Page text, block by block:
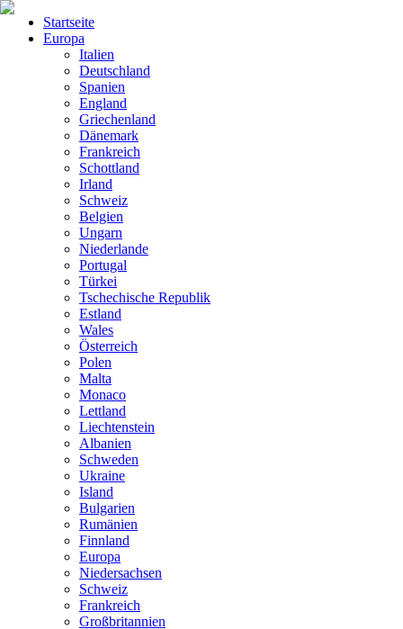
Startseite
Europa
Italien
Deutschland
Spanien
England
Griechenland
Dänemark
Frankreich
Schottland
Irland
Schweiz
Belgien
Ungarn
Niederlande
Portugal
Türkei
Tschechische Republik
Estland
Wales
Österreich
Polen
Malta
Monaco
Lettland
Liechtenstein
Albanien
Schweden
Ukraine
Island
Bulgarien
Rumänien
Finnland
Europa
Niedersachsen
Schweiz
Frankreich
Großbritannien